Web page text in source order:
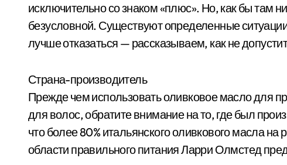
исключительно со знаком «плюс». Но, как бы там
безусловной. Существуют определенные
лучше отказаться — рассказываем, как не
Страна-производитель
Прежде чем использовать оливковое масло для
для волос, обратите внимание на то, где был
что более 80% итальянского оливкового масла
области правильного питания Ларри Олмстед